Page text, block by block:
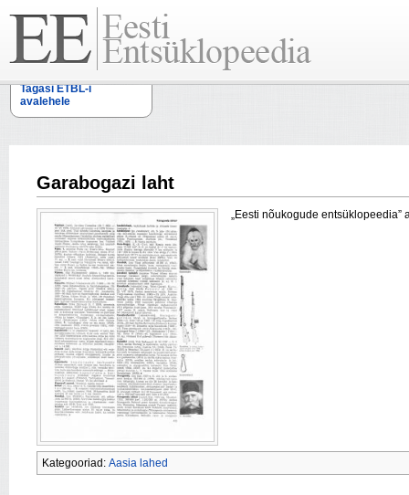
Tagasi ETBL-i
avalehele
Garabogazi laht
„Eesti nõukogude
Kategooriad: Aasia lahed